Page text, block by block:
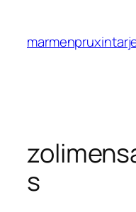
contenido
s